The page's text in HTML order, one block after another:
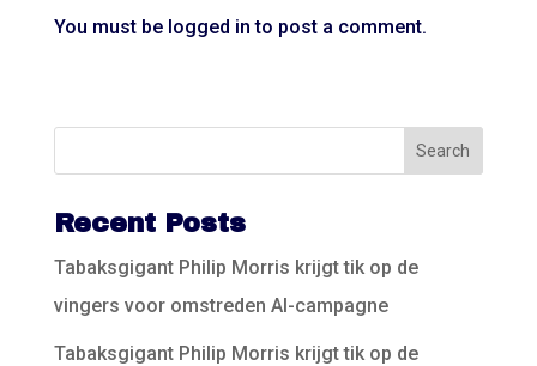
You must be logged in to post a comment.
Recent Posts
Tabaksgigant Philip Morris krijgt tik op de
vingers voor omstreden AI-campagne
Tabaksgigant Philip Morris krijgt tik op de